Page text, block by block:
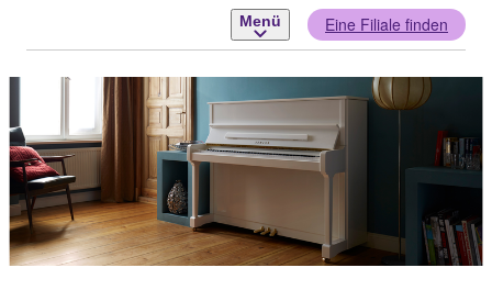
Menü Eine Filiale finden